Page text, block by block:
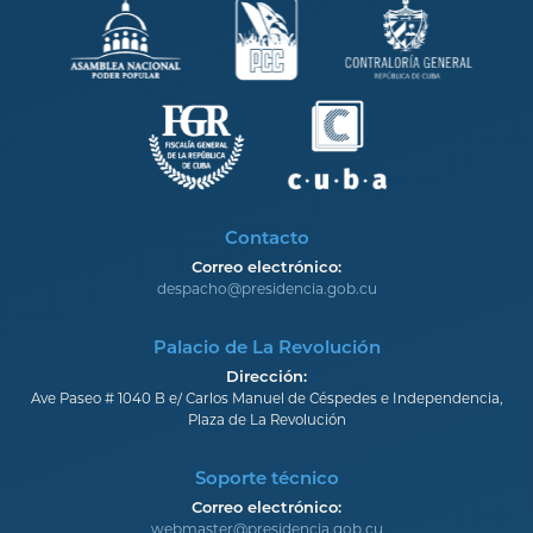
Contacto
Correo electrónico:
despacho@presidencia.gob.cu
Palacio de La Revolución
Dirección:
Ave Paseo # 1040 B e/ Carlos Manuel de Céspedes e Independencia,
Plaza de La Revolución
Soporte técnico
Correo electrónico:
webmaster@presidencia.gob.cu